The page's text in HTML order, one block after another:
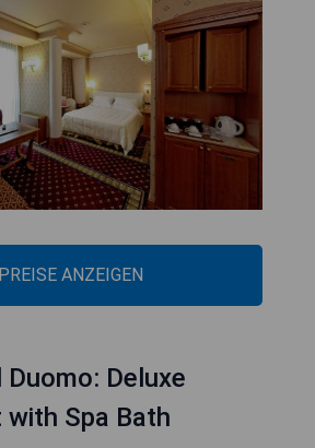
PREISE ANZEIGEN
Deluxe
Spa Bath